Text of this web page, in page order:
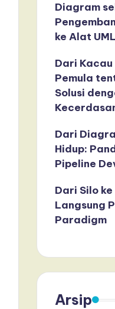
Diagram
ke Alat
Dari Kacau
Pemula
Solusi
Dari
Hidup:
Pipeline
Dari Silo
Langsung
Paradigm
Arsip